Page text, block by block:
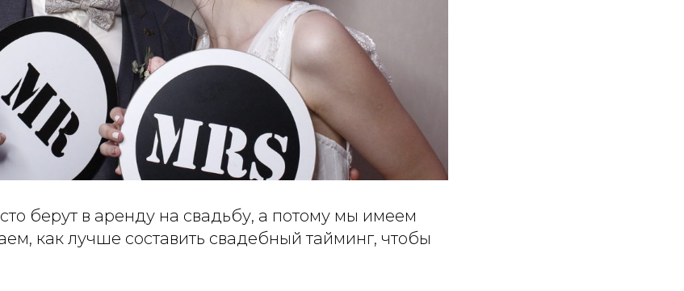
берут в аренду на свадьбу, а потому мы имеем
как лучше составить свадебный тайминг, чтобы